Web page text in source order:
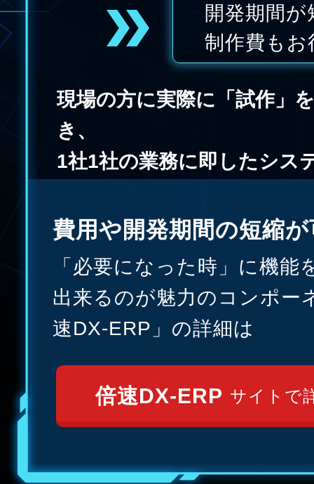
開発期間
制作費もお
現場の方に実際に「試作」
き、
1社1社の業務に即したシス
費用や開発期間の短縮
「必要になった時」に機能
出来るのが魅力の コンポー
速DX-ERP」の詳細は
倍速DX-ERP サイトで